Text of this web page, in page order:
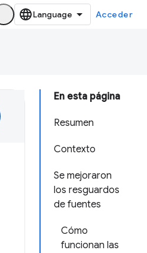
Acceder
En esta página
Resumen
Contexto
Se mejoraron
los resguardos
de fuentes
Cómo
funcionan las